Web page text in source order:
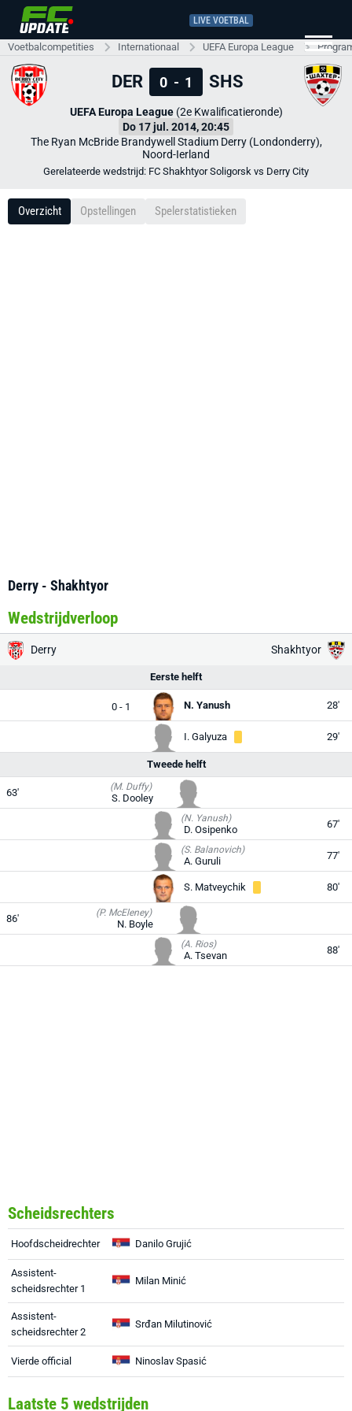
LIVE VOETBAL
Voetbalcompetities Internationaal UEFA Europa League
DER 0 - 1 SHS
UEFA Europa League(2e Kwalificatieronde)
Do 17 jul. 2014, 20:45
The Ryan McBride Brandywell Stadium Derry (Londonderry),
Noord-Ierland
Gerelateerde wedstrijd: FC Shakhtyor Soligorsk vs Derry City
Overzicht Opstellingen Spelerstatistieken
Derry - Shakhtyor
Wedstrijdverloop
Derry Shakhtyor
Eerste helft
0 - 1 N. Yanush 28'
I. Galyuza 29'
Tweede helft
63' (M. Duffy)
S. Dooley
(N. Yanush)
D. Osipenko 67'
(S. Balanovich)
A. Guruli 77'
S. Matveychik 80'
86' (P. McEleney)
N. Boyle
(A. Rios)
A. Tsevan 88'
Scheidsrechters
Hoofdscheidrechter Danilo Grujić
Assistent-
scheidsrechter 1
Milan Minić
Assistent-
scheidsrechter 2
Srđan Milutinović
Vierde official Ninoslav Spasić
Laatste 5 wedstrijden